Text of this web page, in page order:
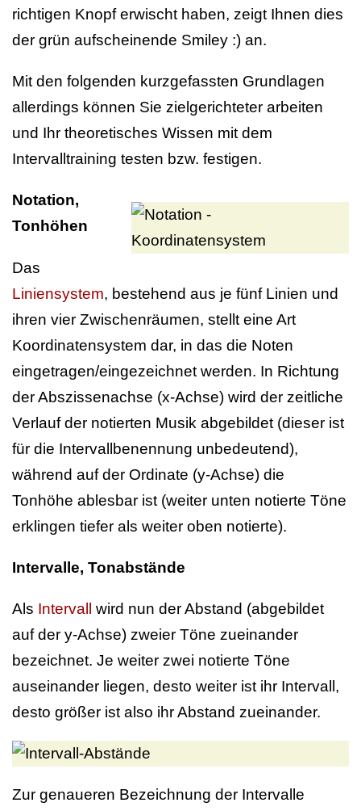
richtigen Knopf erwischt haben, zeigt Ihnen dies
der grün aufscheinende Smiley :) an.
Mit den folgenden kurzgefassten Grundlagen
allerdings können Sie zielgerichteter arbeiten
und Ihr theoretisches Wissen mit dem
Intervalltraining testen bzw. festigen.
Notation,
Tonhöhen
Das
Liniensystem, bestehend aus je fünf Linien und
ihren vier Zwischenräumen, stellt eine Art
Koordinatensystem dar, in das die Noten
eingetragen/eingezeichnet werden. In Richtung
der Abszissenachse (x-Achse) wird der zeitliche
Verlauf der notierten Musik abgebildet (dieser ist
für die Intervallbenennung unbedeutend),
während auf der Ordinate (y-Achse) die
Tonhöhe ablesbar ist (weiter unten notierte Töne
erklingen tiefer als weiter oben notierte).
Intervalle, Tonabstände
Als Intervall
wird nun der Abstand (abgebildet
auf der y-Achse) zweier Töne zueinander
bezeichnet. Je weiter zwei notierte Töne
auseinander liegen, desto weiter ist ihr Intervall,
desto größer ist also ihr Abstand zueinander.
Zur genaueren Bezeichnung der Intervalle